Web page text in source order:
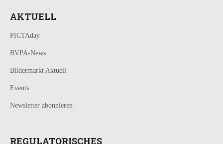
AKTUELL
PICTAday
BVPA-News
Bildermarkt Aktuell
Events
Newsletter abonnieren
REGULATORISCHES